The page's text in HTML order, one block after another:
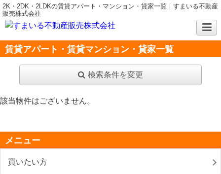
2K・2DK・2LDKの賃貸アパート・マンション・貸家一覧｜すまいる不動産
販売株式会社
賃貸アパート・賃貸マンション・貸家一覧
検索条件を変更
該当物件はございません。
メニュー
買いたい方